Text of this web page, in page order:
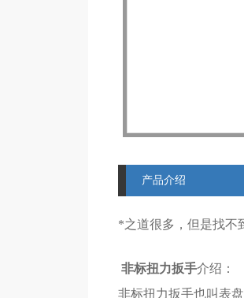
产品介绍
*之道很多，但是找
非标扭力扳手介绍：
非标扭力扳手也叫表